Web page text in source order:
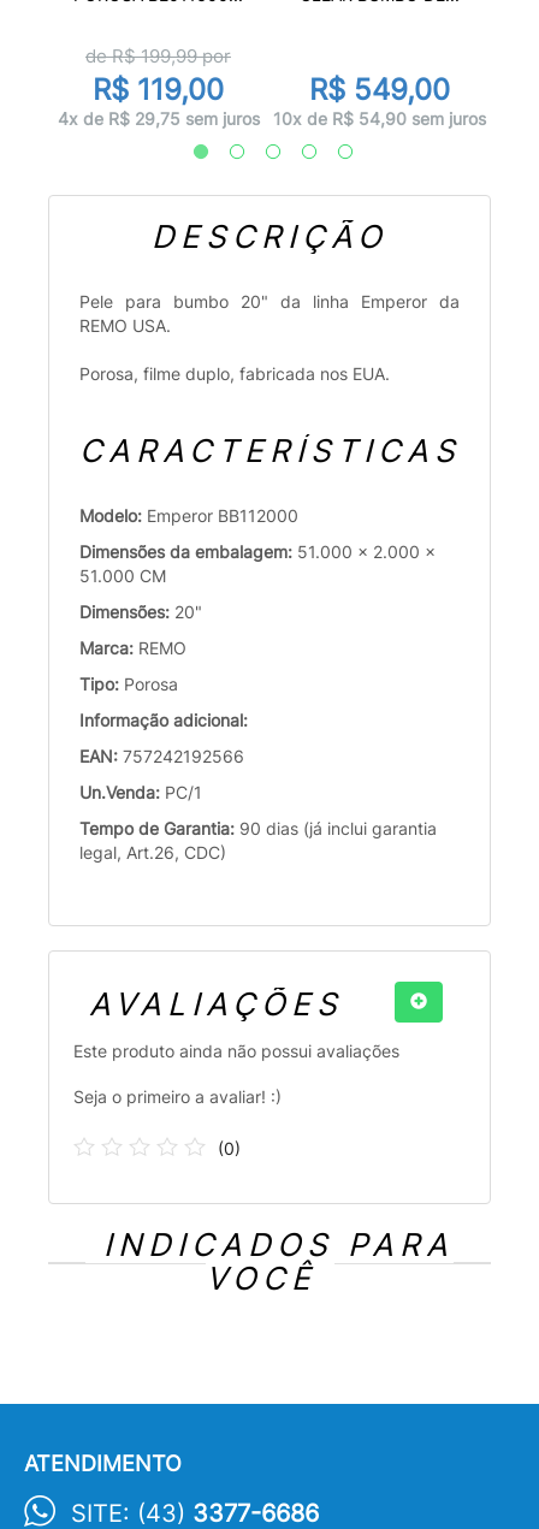
de R$199,99por
R$ 119,00
4x de R$ 29,75 sem juros
R$ 549,00
10x de R$ 54,90 sem juros
DESCRIÇÃO
Pele para bumbo 20" da linha Emperor da
REMO USA.
Porosa, filme duplo, fabricada nos EUA.
CARACTERÍSTICAS
Modelo: Emperor BB112000
Dimensões da embalagem: 51.000 x 2.000 x
51.000 CM
Dimensões: 20"
Marca: REMO
Tipo: Porosa
Informação adicional:
EAN: 757242192566
Un.Venda: PC/1
Tempo de Garantia: 90 dias (já inclui garantia
legal, Art.26, CDC)
AVALIAÇÕES
Este produto ainda não possui avaliações
Seja o primeiro a avaliar! :)
(0)
INDICADOS PARA
VOCÊ
ATENDIMENTO
SITE: (43) 3377-6686